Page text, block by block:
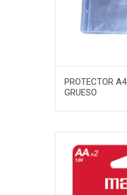
PROTECTOR A4
GRUESO